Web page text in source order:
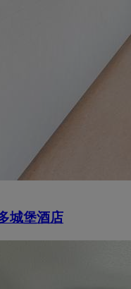
城堡酒店